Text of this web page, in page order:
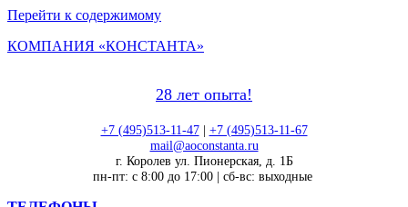
Перейти к содержимому
КОМПАНИЯ «КОНСТАНТА»
28 лет опыта!
+7 (495)513-11-47| +7 (495)513-11-67
mail@aoconstanta.ru
г. Королев ул. Пионерская, д. 1Б
пн-пт: с 8:00 до 17:00 | сб-вс: выходные